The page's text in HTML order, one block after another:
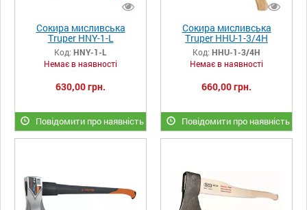
Сокира мисливська
Truper HNY-1-L
Код: HNY-1-L
Немає в наявності
630,00 грн.
Повідомити про наявність
Сокира мисливська
Truper HHU-1-3/4H
Код: HHU-1-3/4H
Немає в наявності
660,00 грн.
Повідомити про наявність